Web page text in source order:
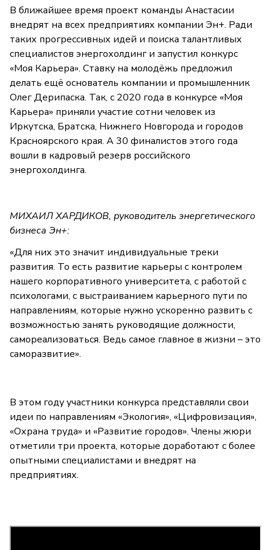
В ближайшее время проект команды Анастасии
внедрят на всех предприятиях компании Эн+. Ради
таких прогрессивных идей и поиска талантливых
специалистов энергохолдинг и запустил конкурс
«Моя Карьера». Ставку на молодёжь предложил
делать ещё основатель компании и промышленник
Олег Дерипаска. Так, с 2020 года в конкурсе «Моя
Карьера» приняли участие сотни человек из
Иркутска, Братска, Нижнего Новгорода и городов
Красноярского края. А 30 финалистов этого года
вошли в кадровый резерв российского
энергохолдинга.
МИХАИЛ ХАРДИКОВ, руководитель энергетического
бизнеса Эн+:
«Для них это значит индивидуальные треки
развития. То есть развитие карьеры с контролем
нашего корпоративного университета, с работой с
психологами, с выстраиванием карьерного пути по
направлениям, которые нужно ускоренно развить с
возможностью занять руководящие должности,
самореализоваться. Ведь самое главное в жизни – это
саморазвитие».
В этом году участники конкурса представляли свои
идеи по направлениям «Экология», «Цифровизация»,
«Охрана труда» и «Развитие городов». Члены жюри
отметили три проекта, которые доработают с более
опытными специалистами и внедрят на
предприятиях.